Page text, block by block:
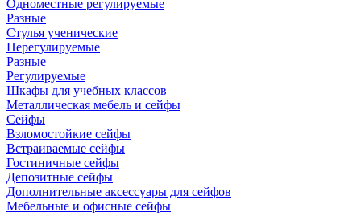
Одноместные регулируемые
Разные
Стулья ученические
Нерегулируемые
Разные
Регулируемые
Шкафы для учебных классов
Металлическая мебель и сейфы
Сейфы
Взломостойкие сейфы
Встраиваемые сейфы
Гостиничные сейфы
Депозитные сейфы
Дополнительные аксессуары для сейфов
Мебельные и офисные сейфы